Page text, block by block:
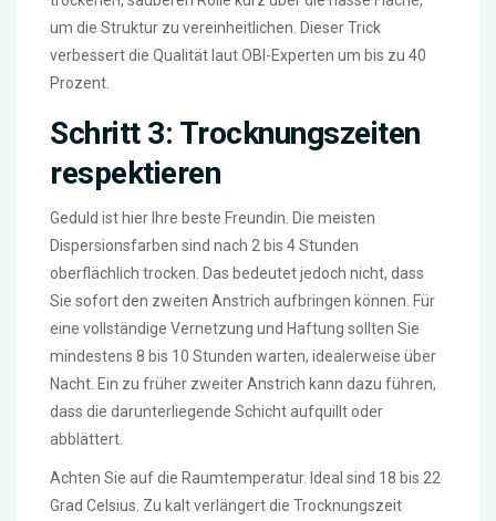
um die Struktur zu vereinheitlichen. Dieser Trick
verbessert die Qualität laut OBI-Experten um bis zu 40
Prozent.
Schritt 3: Trocknungszeiten
respektieren
Geduld ist hier Ihre beste Freundin. Die meisten
Dispersionsfarben sind nach 2 bis 4 Stunden
oberflächlich trocken. Das bedeutet jedoch nicht, dass
Sie sofort den zweiten Anstrich aufbringen können. Für
eine vollständige Vernetzung und Haftung sollten Sie
mindestens 8 bis 10 Stunden warten, idealerweise über
Nacht. Ein zu früher zweiter Anstrich kann dazu führen,
dass die darunterliegende Schicht aufquillt oder
abblättert.
Achten Sie auf die Raumtemperatur. Ideal sind 18 bis 22
Grad Celsius. Zu kalt verlängert die Trocknungszeit